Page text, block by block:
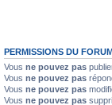
PERMISSIONS DU
Vous ne pouvez pas
Vous ne pouvez pas
Vous ne pouvez pas
Vous ne pouvez pas